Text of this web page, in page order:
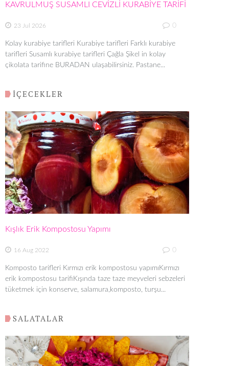
KAVRULMUŞ SUSAMLI CEVİZLİ KURABİYE TARİFİ
23 Jul 2026 0
Kolay kurabiye tarifleri Kurabiye tarifleri Farklı kurabiye
tarifleri Susamlı kurabiye tarifleri Çağla Şikel in kolay
çikolata tarifine BURADAN ulaşabilirsiniz. Pastane...
İÇECEKLER
Kışlık Erik Kompostosu Yapımı
16 Aug 2022 0
Komposto tarifleri Kırmızı erik kompostosu yapımıKırmızı
erik kompostosu tarifiKışında taze taze meyveleri sebzeleri
tüketmek için konserve, salamura,komposto, turşu...
SALATALAR